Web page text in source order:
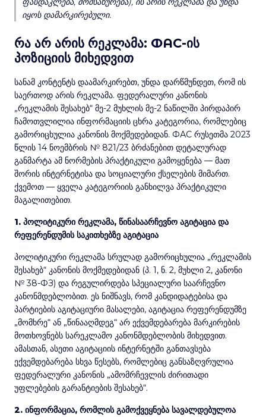
იყოს დამარკირებული.
რა არ არის რეკლამა: ФАС-ის
პოზიციის მიხედვით
სანამ კონტენტს დაამარკირებთ, უნდა დარწმუნდეთ, რომ ის
საერთოდ არის რეკლამა. ფედერალური კანონის
„რეკლამის შესახებ“ მე-2 მუხლის მე-2 ნაწილში პირდაპირ
ჩამოთვლილია ინფორმაციის ცხრა კატეგორია, რომლებიც
გამორიცხულია კანონის მოქმედებიდან. ФАС რუსეთმა 2023
წლის 14 ნოემბრის № 821/23 ბრძანებით დეტალურად
განმარტა ამ ნორმების პრაქტიკული გამოყენება — მათ
შორის ინტერნეტისა და სოციალური ქსელების მიმართ.
ქვემოთ — ყველა კატეგორიის განხილვა პრაქტიკული
მაგალითებით.
1. პოლიტიკური რეკლამა, წინასაარჩევნო აგიტაცია და
რეფერენდუმის საკითხებზე აგიტაცია
პოლიტიკური რეკლამა სრულად გამორიცხულია „რეკლამის
შესახებ“ კანონის მოქმედებიდან (პ. 1, ნ. 2, მუხლი 2, კანონი
№ 38-ФЗ) და რეგულირდება სპეციალური საარჩევნო
კანონმდებლობით. ეს ნიშნავს, რომ კანდიდატებისა და
პარტიების აგიტაციური მასალები, აგიტაცია რეფერენდუმზე
„მომხრე“ ან „წინააღმდეგ“ არ ექვემდებარება მარკირების
მოთხოვნებს სარეკლამო კანონმდებლობის მიხედვით.
ამასთან, ასეთი აგიტაციის ინტერნეტში განთავსება
ექვემდებარება სხვა წესებს, რომლებიც განსაზღვრულია
ფედერალური კანონის „ამომრჩევლის ძირითადი
უფლებების გარანტიების შესახებ“.
2. ინფორმაცია, რომლის გამოქვეყნება სავალდებულოა